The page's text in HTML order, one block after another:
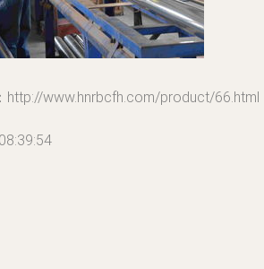
http://www.hnrbcfh.com/product/66.html